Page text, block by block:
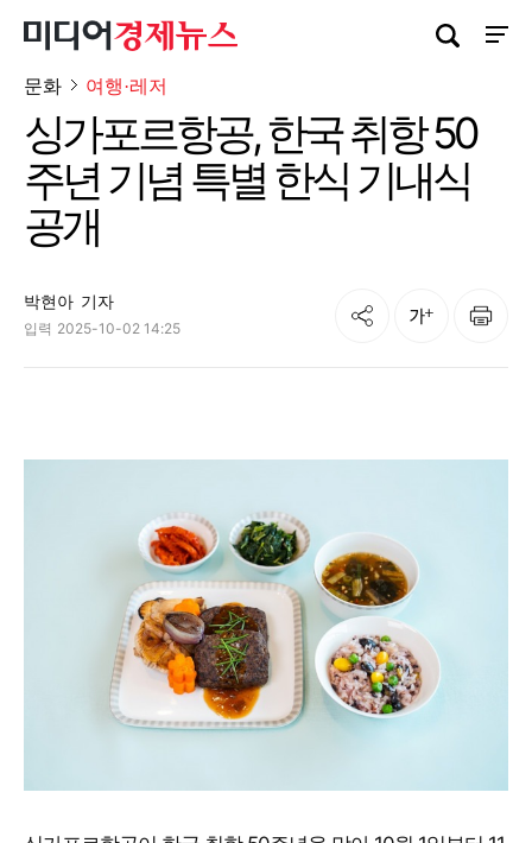
사이
검색창 열기
문화 여행·레저
싱가포르항공, 한국 취항 50
주년 기념 특별 한식 기내식
공개
박현아 기자
입력 2025-10-02 14:25
공유 글자크기 인쇄